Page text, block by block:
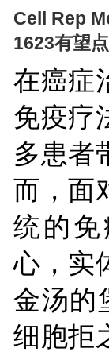
Cell Rep
1623有望
在癌症
免疫疗
多患者
而，面
统的
心，实
金汤的
细胞拒